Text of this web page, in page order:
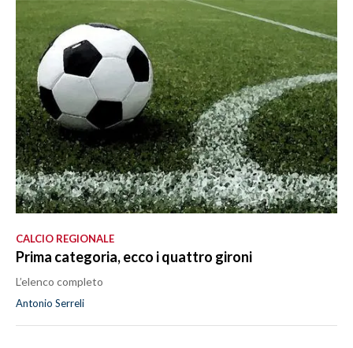
CALCIO REGIONALE
Prima categoria, ecco i quattro gironi
L’elenco completo
Antonio Serreli